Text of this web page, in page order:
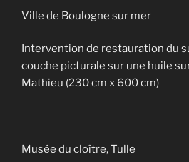
Ville de Boulogne sur mer
Intervention de restauration du
couche picturale sur une huile
Mathieu (230 cm x 600 cm)
Musée du cloître, Tulle